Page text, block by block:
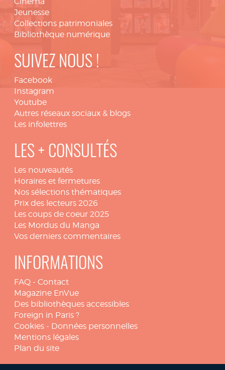
Jeunesse
Collections patrimoniales
Bibliothèque numérique
SUIVEZ NOUS !
Facebook
Instagram
Youtube
Autres réseaux sociaux & blogs
Les infolettres
LES + CONSULTÉS
Les nouveautés
Horaires et fermetures
Nos sélections thématiques
Prix des lecteurs 2026
Les coups de coeur 2025
Les Mordus du Manga
Vos derniers commentaires
INFORMATIONS
FAQ - Contact
Magazine EnVue
Des bibliothèques accessibles
Foreign in Paris ?
Cookies - Données personnelles
Mentions légales
Plan du site